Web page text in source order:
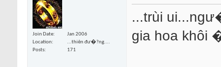
Join Date
Jan 2006
Location
...thiên đư�?ng....
Posts
171
...trùi
gia hoa khôi